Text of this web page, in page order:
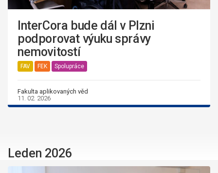
InterCora bude dál v Plzni
podporovat výuku správy
nemovitostí
FAV FEK Spolupráce
Fakulta aplikovaných věd
11. 02. 2026
Leden 2026